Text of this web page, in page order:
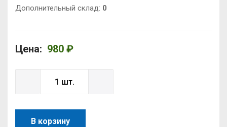
Дополнительный склад: 0
Цена: 980 ₽
В корзину